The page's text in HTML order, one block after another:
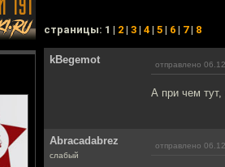
cтраницы: 1 | 2 | 3 | 4 | 5 | 6 | 7| 8
kBegemot отправлено
А при чем тут,
Abracadabrez
слабый
отправлено